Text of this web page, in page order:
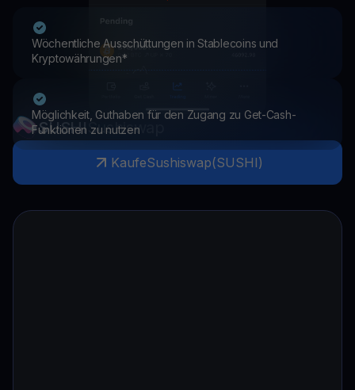
Wöchentliche Ausschüttungen in Stablecoins und
Kryptowährungen*
Möglichkeit, Guthaben für den Zugang zu Get-Cash-
Funktionen zu nutzen
SUSHI Sushiswap
KaufeSushiswap(SUSHI)